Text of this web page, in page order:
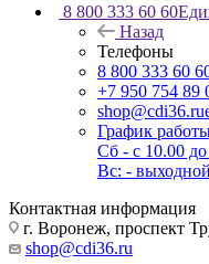
8 800 333 60 60
Назад
Телефоны
8 800 333 60
+7 950 754 89
shop@cdi36.ru
График
Сб - с 10.00
Вс: - выходной
Контактная информация
г. Воронеж, проспект
shop@cdi36.ru